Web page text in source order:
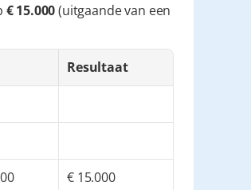
€ 15.000 (uitgaande van een
Resultaat
€ 15.000